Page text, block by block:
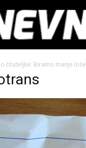
čitateljke: Biramo manje